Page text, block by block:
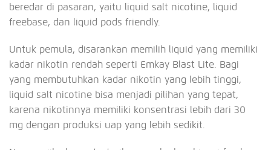
beredar di pasaran, yaitu liquid salt nicotine, liquid
freebase, dan liquid pods friendly.
Untuk pemula, disarankan memilih liquid yang memiliki
kadar nikotin rendah seperti Emkay Blast Lite. Bagi
yang membutuhkan kadar nikotin yang lebih tinggi,
liquid salt nicotine bisa menjadi pilihan yang tepat,
karena nikotinnya memiliki konsentrasi lebih dari 30
mg dengan produksi uap yang lebih sedikit.